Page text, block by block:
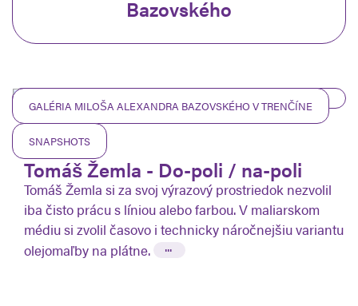
Bazovského
GALÉRIA MILOŠA ALEXANDRA BAZOVSKÉHO V TRENČÍNE
SNAPSHOTS
28.03.2020
Tomáš Žemla - Do-poli / na-poli
Tomáš Žemla si za svoj výrazový prostriedok nezvolil
iba čisto prácu s líniou alebo farbou. V maliarskom
médiu si zvolil časovo i technicky náročnejšiu variantu
olejomaľby na plátne.
...